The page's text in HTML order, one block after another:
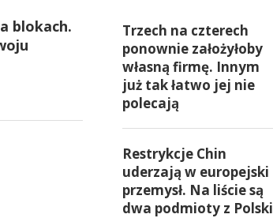
blokach.
Trzech na czterech
ponownie założyłoby
własną firmę. Innym
już tak łatwo jej nie
polecają
Restrykcje Chin
uderzają w europejski
przemysł. Na liście są
dwa podmioty z Polski